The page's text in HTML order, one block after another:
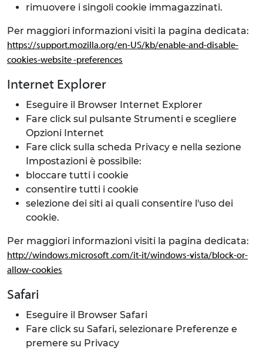
rimuovere i singoli cookie immagazzinati.
Per maggiori informazioni visiti la pagina dedicata:
https://support.mozilla.org/en-US/kb/enable-and-disable-
cookies-website -preferences
Internet Explorer
Eseguire il Browser Internet Explorer
Fare click sul pulsante Strumenti e scegliere
Opzioni Internet
Fare click sulla scheda Privacy e nella sezione
Impostazioni è possibile:
bloccare tutti i cookie
consentire tutti i cookie
selezione dei siti ai quali consentire l'uso dei
cookie.
Per maggiori informazioni visiti la pagina dedicata:
http://windows.microsoft .com/it-it/windows-vista/block-or-
allow-cookies
Safari
Eseguire il Browser Safari
Fare click su Safari, selezionare Preferenze e
premere su Privacy